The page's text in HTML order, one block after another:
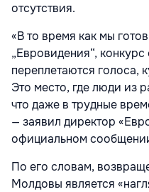
отсутствия.
«В то время как мы
„Евровидения“,
переплетаются голоса,
Это место, где люди из
что даже в трудные
— заявил директор
официальном
По его словам,
Молдовы является